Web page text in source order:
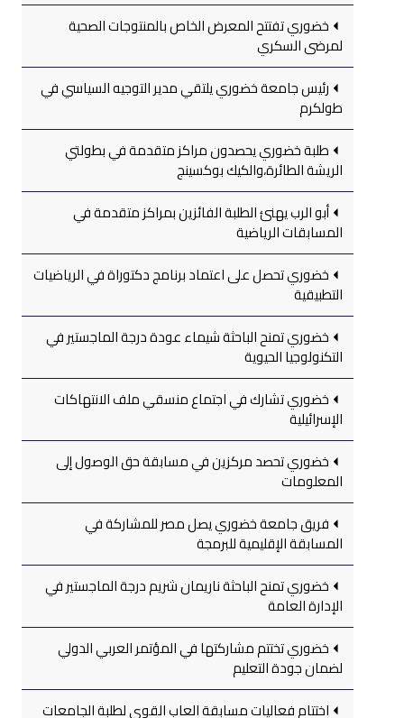
خضوري تفتتح المعرض الخاص بالمنتوجات الصحية
لمرضى السكري
رئيس جامعة خضوري يلتقي مدير التوجيه السياسي في
طولكرم
طلبة خضوري يحصدون مراكز متقدمة في بطولتي
الريشة الطائرة،والكيك بوكسينج
أبو الرب يهنئ الطلبة الفائزين بمراكز متقدمة في
المسابقات الرياضية
خضوري تحصل على اعتماد برنامج دكتوراة في الرياضيات
التطبيقية
خضوري تمنح الباحثة شيماء عودة درجة الماجستير في
التكنولوجيا الحيوية
خضوري تشارك في اجتماع منسقي ملف الانتهاكات
الإسرائيلية
خضوري تحصد مركزين في مسابقة حق الوصول إلى
المعلومات
فريق جامعة خضوري يصل مصر للمشاركة في
المسابقة الإقليمية للبرمجة
خضوري تمنح الباحثة ناريمان شريم درجة الماجستير في
الإدارة العامة
خضوري تختتم مشاركتها في المؤتمر العربي الدولي
لضمان جودة التعليم
اختتام فعاليات مسابقة العاب القوى لطلبة الجامعات